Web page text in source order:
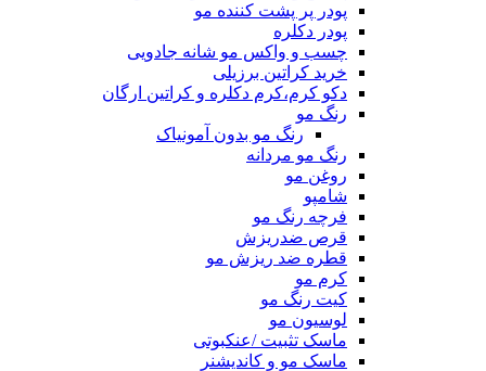
پودر پر پشت کننده مو
پودر دکلره
چسب و واکس مو شانه جادویی
خرید کراتین برزیلی
دکو کرم،کرم دکلره و کراتین ارگان
رنگ مو
رنگ مو بدون آمونیاک
رنگ مو مردانه
روغن مو
شامپو
فرچه رنگ مو
قرص ضدریزش
قطره ضد ریزش مو
کرم مو
کیت رنگ مو
لوسیون مو
ماسک تثبیت /عنکبوتی
ماسک مو و کاندیشنر